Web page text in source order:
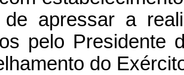
de apressar a
pelo Presidente
do